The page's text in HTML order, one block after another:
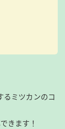
るミツカンのコ
きます！